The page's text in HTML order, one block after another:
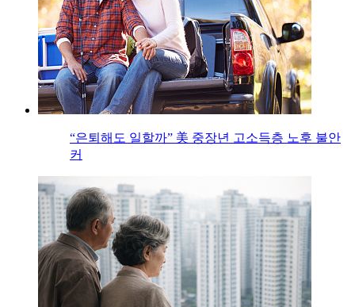
“은퇴해도 일할까” 美 중장년 고소득층 노후 불안
커